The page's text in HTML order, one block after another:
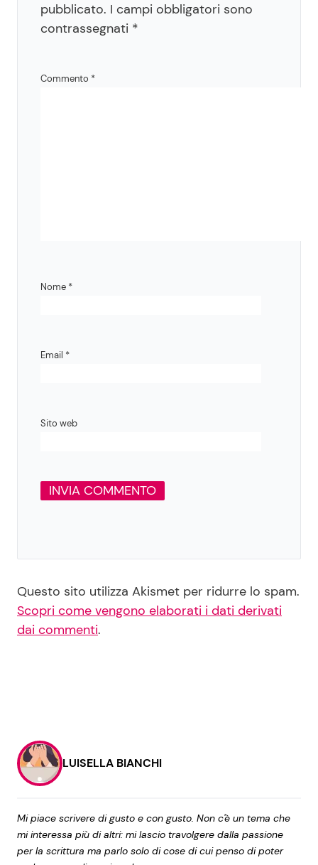
pubblicato. I campi obbligatori sono
contrassegnati *
Commento *
Nome *
Email *
Sito web
Questo sito utilizza Akismet per ridurre lo spam.
Scopri come vengono elaborati i dati derivati
dai commenti.
LUISELLA BIANCHI
Mi piace scrivere di gusto e con gusto. Non c'è un tema che
mi interessa più di altri: mi lascio travolgere dalla passione
per la scrittura ma parlo solo di cose di cui penso di poter